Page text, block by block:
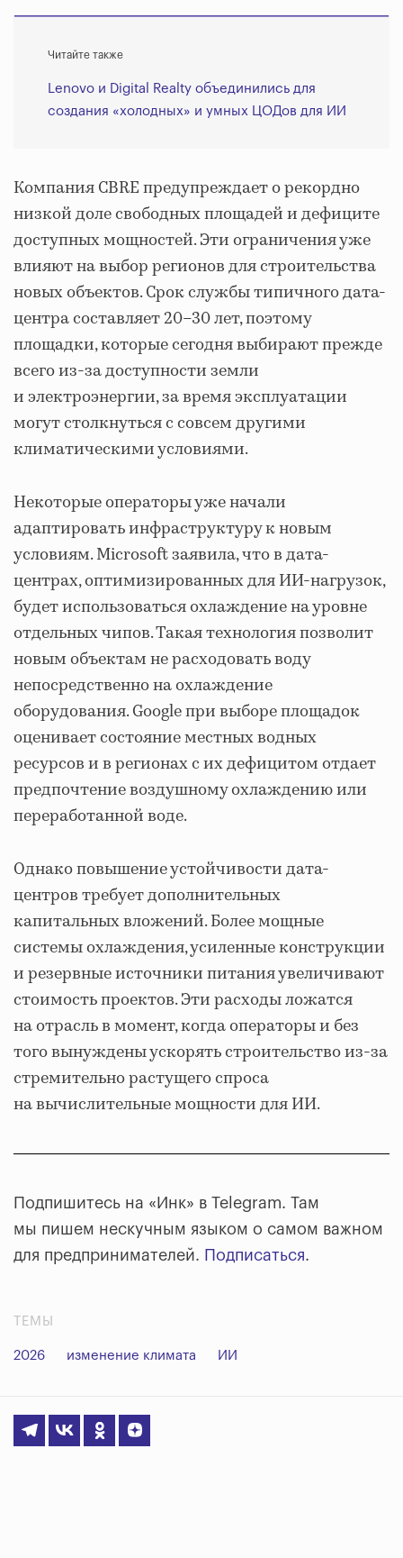
Читайте также
Lenovo и Digital Realty объединились для
создания «холодных» и умных ЦОДов для ИИ
Компания CBRE предупреждает о рекордно
низкой доле свободных площадей и дефиците
доступных мощностей. Эти ограничения уже
влияют на выбор регионов для строительства
новых объектов. Срок службы типичного дата-
центра составляет 20–30 лет, поэтому
площадки, которые сегодня выбирают прежде
всего из-за доступности земли
и электроэнергии, за время эксплуатации
могут столкнуться с совсем другими
климатическими условиями.
Некоторые операторы уже начали
адаптировать инфраструктуру к новым
условиям. Microsoft заявила, что в дата-
центрах, оптимизированных для ИИ-нагрузок,
будет использоваться охлаждение на уровне
отдельных чипов. Такая технология позволит
новым объектам не расходовать воду
непосредственно на охлаждение
оборудования. Google при выборе площадок
оценивает состояние местных водных
ресурсов и в регионах с их дефицитом отдает
предпочтение воздушному охлаждению или
переработанной воде.
Однако повышение устойчивости дата-
центров требует дополнительных
капитальных вложений. Более мощные
системы охлаждения, усиленные конструкции
и резервные источники питания увеличивают
стоимость проектов. Эти расходы ложатся
на отрасль в момент, когда операторы и без
того вынуждены ускорять строительство из-за
стремительно растущего спроса
на вычислительные мощности для ИИ.
Подпишитесь на «Инк» в Telegram. Там
мы пишем нескучным языком о самом важном
для предпринимателей. Подписаться.
ТЕМЫ
2026 изменение климата ИИ